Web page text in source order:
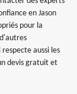
en Jason
pour la
aussi les
devis gratuit et